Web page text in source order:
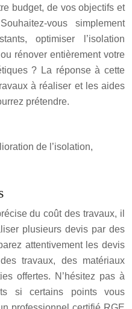
budget, de vos objectifs et
vous simplement
optimiser l’isolation
rénover entièrement votre
? La réponse à cette
à réaliser et les aides
prétendre.
de l’isolation,
du coût des travaux, il
plusieurs devis par des
attentivement les devis
travaux, des matériaux
offertes. N’hésitez pas à
si certains points vous